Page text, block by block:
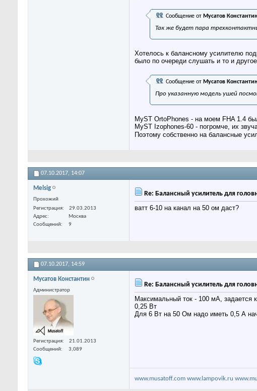
Сообщение от Мусатов Константин
Так же будет пара
Хотелось к балансному усилителю
было по очереди слушать и то и
Сообщение от Мусатов Константин
Про указанную модель ушей
MyST OrtoPhones - на моем FHA 1.4
MyST Izophones-60 - погромче, их
Поэтому собственно на балансные
07.10.2017, 14:07
Melsig
Прохожий
Регистрация
29.03.2013
Адрес
Москва
Сообщений
9
Re: Балансный усилитель для
ватт 6-10 на канал на 50 ом даст?
07.10.2017, 14:59
Мусатов Константин
Администратор
Регистрация
21.01.2013
Сообщений
3,089
Re: Балансный усилитель для
Максимальный ток - 100 мА, задается
0,25 Вт
Для 6 Вт на 50 Ом надо иметь 0,5 А
www.musatoff.com www.lampovik.ru